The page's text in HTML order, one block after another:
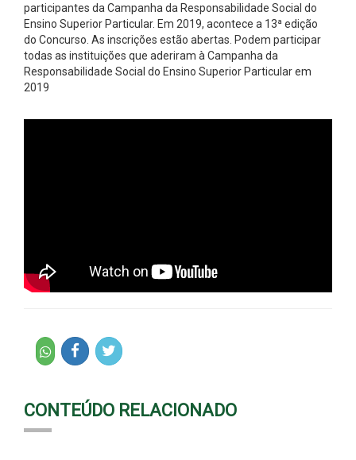
participantes da Campanha da Responsabilidade Social do
Ensino Superior Particular. Em 2019, acontece a 13ª edição
do Concurso. As inscrições estão abertas. Podem participar
todas as instituições que aderiram à Campanha da
Responsabilidade Social do Ensino Superior Particular em
2019
CONTEÚDO RELACIONADO